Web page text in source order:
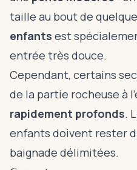
taille au bout de
enfants est
entrée très douce.
Cependant, certains
de la partie rocheuse à
rapidement profonds.
enfants doivent rester
baignade délimitées.